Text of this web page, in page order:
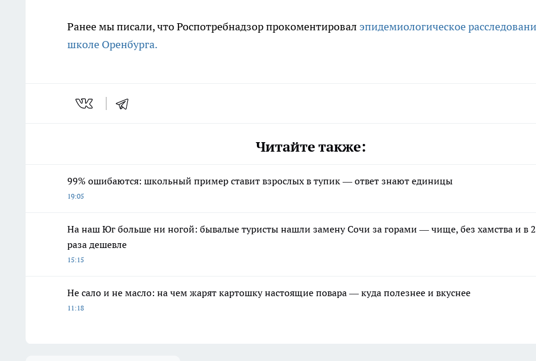
Ранее мы писали, что Роспотребнадзор прокоментировал эпидемиологическое
школе Оренбурга.
Читайте также:
99% ошибаются: школьный пример ставит взрослых в тупик — ответ знают единицы
19:05
На наш Юг больше ни ногой: бывалые туристы нашли замену Сочи за горами — чище, без хамства и в 2
раза дешевле
15:15
Не сало и не масло: на чем жарят картошку настоящие повара — куда полезнее и вкуснее
11:18